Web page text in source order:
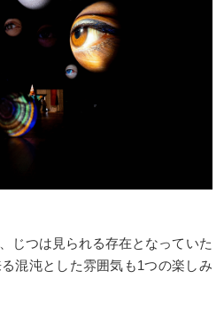
じつは見られる存在となっていた
混沌とした雰囲気も1つの楽しみ